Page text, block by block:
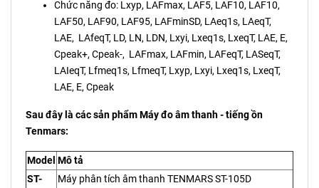
Chức năng đo: Lxyp, LAFmax, LAF5, LAF10, LAF10,
LAF50, LAF90, LAF95, LAFminSD, LAeq1s, LAeqT,
LAE, LAfeqT, LD, LN, LDN, Lxyi, Lxeq1s, LxeqT, LAE, E,
Cpeak+, Cpeak-, LAFmax, LAFmin, LAFeqT, LASeqT,
LAIeqT, Lfmeq1s, LfmeqT, Lxyp, Lxyi, Lxeq1s, LxeqT,
LAE, E, Cpeak
Sau đây là các sản phẩm Máy đo âm thanh - tiếng ồn
Tenmars:
Model Mô tả
ST-
Máy phân tích âm thanh TENMARS ST-105D